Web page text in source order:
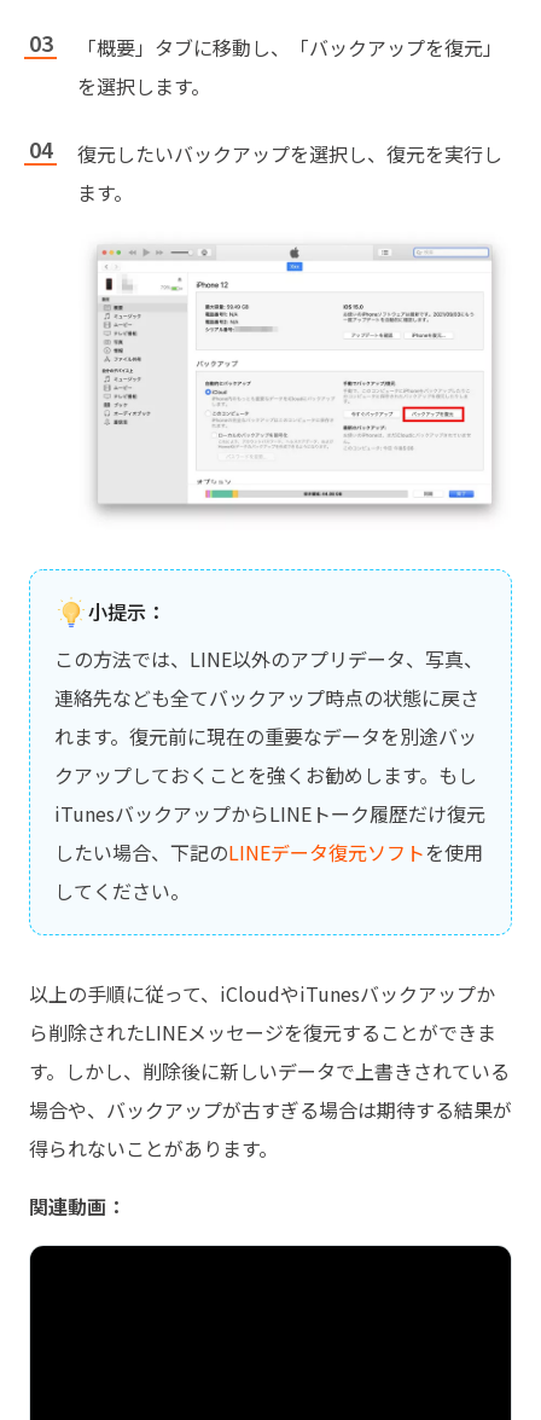
「概要」タブに移動し、「バックアップを復元」
を選択します。
復元したいバックアップを選択し、復元を実行し
ます。
小提示：
この方法では、LINE以外のアプリデータ、写真、
連絡先なども全てバックアップ時点の状態に戻さ
れます。復元前に現在の重要なデータを別途バッ
クアップしておくことを強くお勧めします。もし
iTunesバックアップからLINEトーク履歴だけ復元
したい場合、下記のLINEデータ復元ソフトを使用
してください。
以上の手順に従って、iCloudやiTunesバックアップか
ら削除されたLINEメッセージを復元することができま
す。しかし、削除後に新しいデータで上書きされている
場合や、バックアップが古すぎる場合は期待する結果が
得られないことがあります。
関連動画：